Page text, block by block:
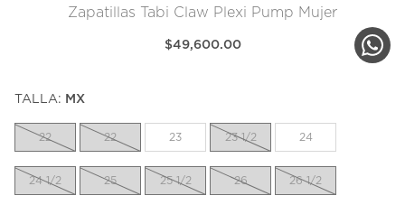
Zapatillas Tabi Claw Plexi Pump Mujer
$49,600.00
TALLA: MX
22 22 23 23 1/2 24
24 1/2 25 25 1/2 26 26 1/2